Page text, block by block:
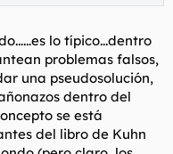
sino una serie de
"novelas", porque
aunque luego aborden
cartesiana y a las
Muchas de las
lo típico...dentro
problemas falsos,
una pseudosolución,
dentro del
se está
del libro de Kuhn